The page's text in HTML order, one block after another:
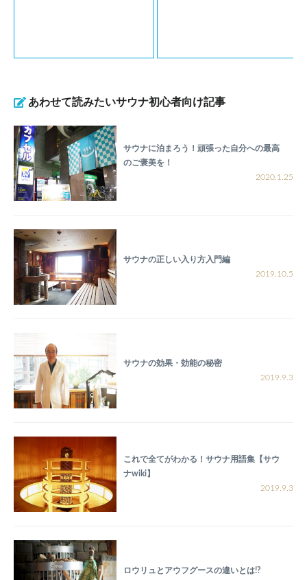
あわせて読みたいサウナ初心者向け記事
サウナに泊まろう！頑張った自分への最高
のご褒美を！
2020.1.25
サウナの正しい入り方入門編
2019.10.5
サウナの効果・効能の秘密
2019.9.3
これで全てがわかる！サウナ用語集【サウ
ナwiki】
2019.9.3
ロウリュとアウフグースの違いとは!?